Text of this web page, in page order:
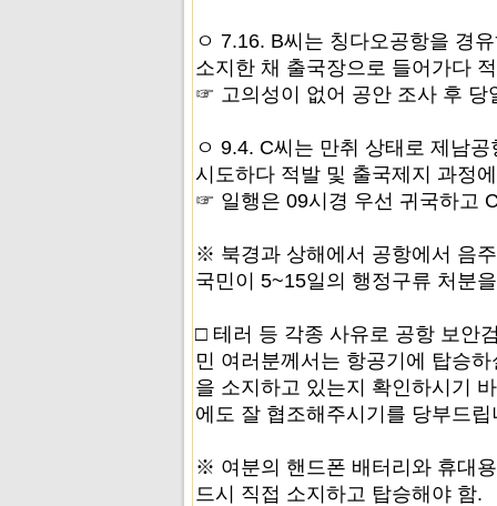
ㅇ 7.16. B씨는 칭다오공항을 경
소지한 채 출국장으로 들어가다
☞ 고의성이 없어 공안 조사 후 당
ㅇ 9.4. C씨는 만취 상태로 제남
시도하다 적발 및 출국제지 과정
☞ 일행은 09시경 우선 귀국하고
※ 북경과 상해에서 공항에서 음
국민이 5~15일의 행정구류 처분
□ 테러 등 각종 사유로 공항 보안
민 여러분께서는 항공기에 탑승
을 소지하고 있는지 확인하시기
에도 잘 협조해주시기를 당부드립
※ 여분의 핸드폰 배터리와 휴대
드시 직접 소지하고 탑승해야 함.